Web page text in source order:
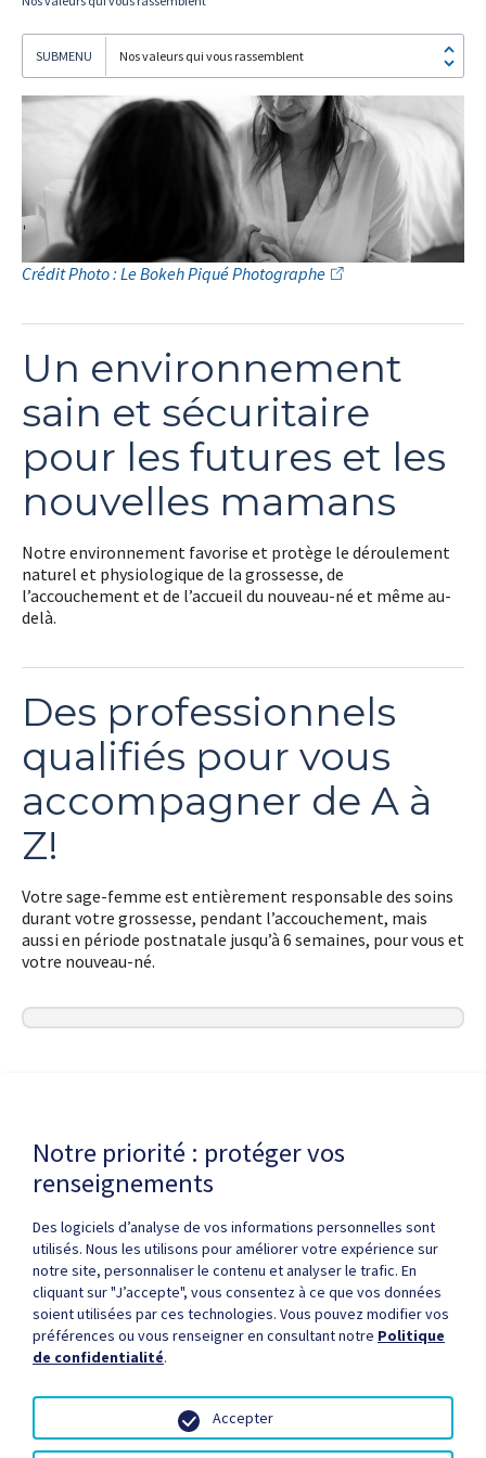
Nos valeurs qui vous rassemblent
Crédit Photo : Le Bokeh Piqué Photographe
Un environnement
sain et sécuritaire
pour les futures et les
nouvelles mamans
Notre environnement favorise et protège le déroulement
naturel et physiologique de la grossesse, de
l’accouchement et de l’accueil du nouveau-né et même au-
delà.
Des professionnels
qualifiés pour vous
accompagner de A à
Z!
Votre sage-femme est entièrement responsable des soins
durant votre grossesse, pendant l’accouchement, mais
aussi en période postnatale jusqu’à 6 semaines, pour vous et
votre nouveau-né.
Politique de confidentialité
Droits d'auteur / autorisation
Zone partenaires
Médias Plan du site
Notre priorité : protéger vos
renseignements
Des logiciels d’analyse de vos informations personnelles sont
utilisés. Nous les utilisons pour améliorer votre expérience sur
notre site, personnaliser le contenu et analyser le trafic. En
cliquant sur "J’accepte", vous consentez à ce que vos données
soient utilisées par ces technologies. Vous pouvez modifier vos
préférences ou vous renseigner en consultant notre Politique
de confidentialité.
Accepter
m'abonne!